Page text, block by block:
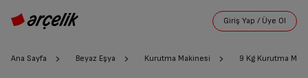
Ana Sayfa Beyaz Eşya Kurutma Makinesi 9 Kg Kurutma